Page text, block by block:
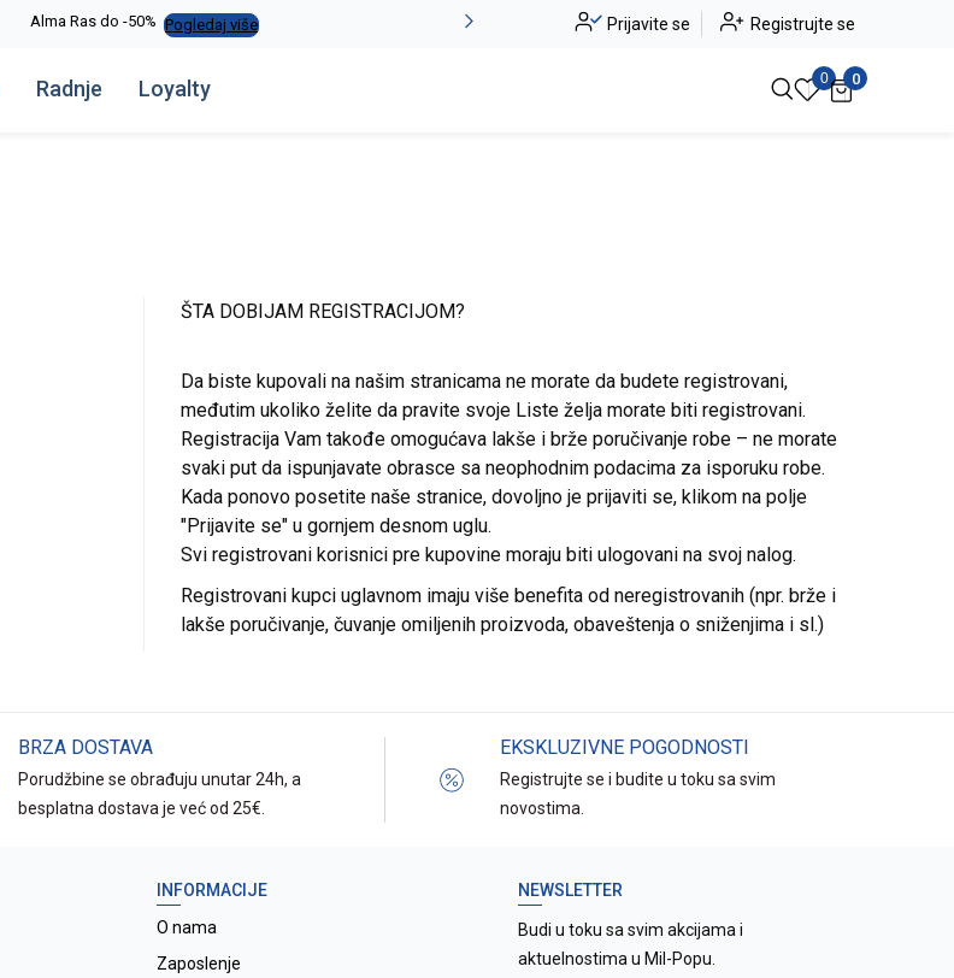
Alma Ras do -50% Pogledaj više Novo u ponudi - Jadea Pogledaj više
Prijavite se Registrujte se
Radnje Loyalty 0 0
ŠTA DOBIJAM REGISTRACIJOM?
Da biste kupovali na našim stranicama ne morate da budete registrovani,
međutim ukoliko želite da pravite svoje Liste želja morate biti registrovani.
Registracija Vam takođe omogućava lakše i brže poručivanje robe – ne morate
svaki put da ispunjavate obrasce sa neophodnim podacima za isporuku robe.
Kada ponovo posetite naše stranice, dovoljno je prijaviti se, klikom na polje
"Prijavite se" u gornjem desnom uglu.
Svi registrovani korisnici pre kupovine moraju biti ulogovani na svoj nalog.
Registrovani kupci uglavnom imaju više benefita od neregistrovanih (npr. brže i
lakše poručivanje, čuvanje omiljenih proizvoda, obaveštenja o sniženjima i sl.)
BRZA DOSTAVA
Porudžbine se obrađuju unutar 24h, a
besplatna dostava je već od 25€.
EKSKLUZIVNE POGODNOSTI
Registrujte se i budite u toku sa svim
novostima.
INFORMACIJE
O nama
Zaposlenje
NEWSLETTER
Budi u toku sa svim akcijama i
aktuelnostima u Mil-Popu.